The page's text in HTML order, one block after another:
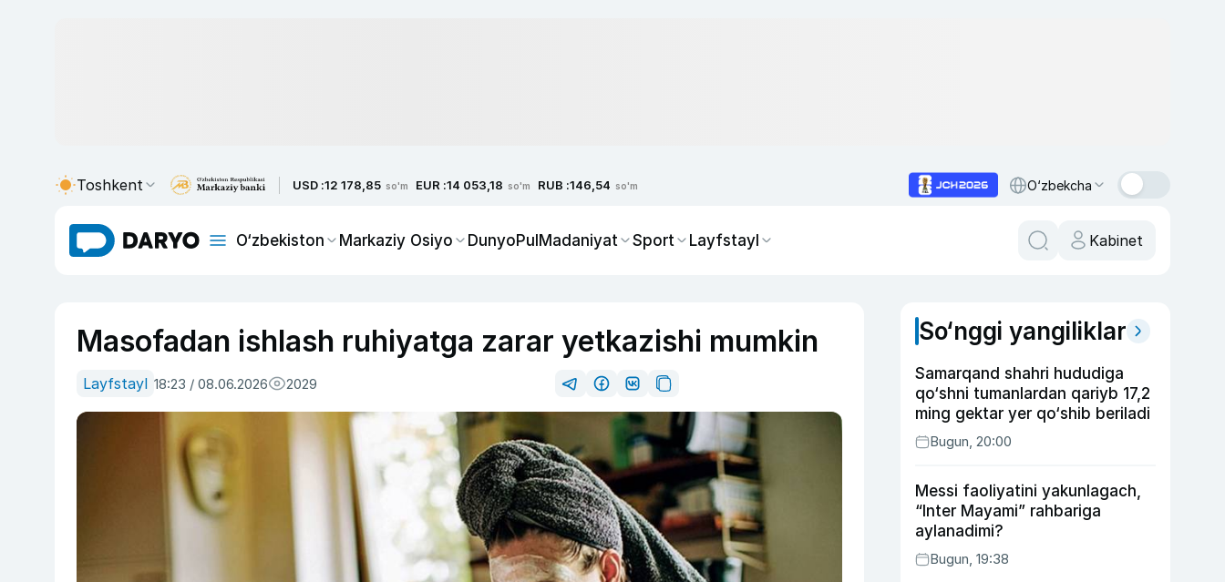
Toshkent USD :12 178,85 so'm EUR :14 053,18 so'm RUB :146,54 so'm O‘zbekcha
O‘zbekiston Markaziy Osiyo DunyoPulMadaniyat Sport Layfstayl Kabinet
Masofadan ishlash ruhiyatga zarar yetkazishi mumkin
Layfstayl 18:23 / 08.06.2026 2029
So‘nggi yangiliklar
Samarqand shahri hududiga
qo‘shni tumanlardan qariyb 17,2
ming gektar yer qo‘shib beriladi
Bugun, 20:00
Messi faoliyatini yakunlagach,
“Inter Mayami” rahbariga
aylanadimi?
Bugun, 19:38